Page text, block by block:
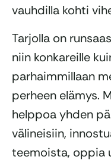
vauhdilla kohti
Tarjolla on
niin konkareille
parhaimmillaan
perheen elämys.
helppoa yhden
välineisiin,
teemoista, oppia